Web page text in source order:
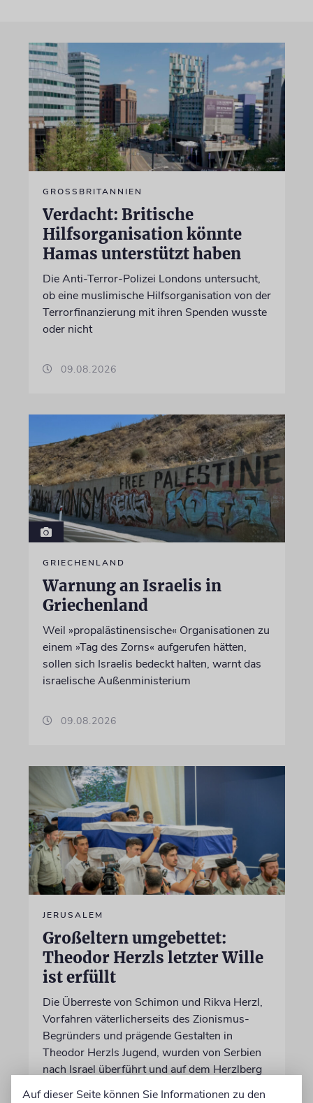
GROSSBRITANNIEN
Verdacht: Britische
Hilfsorganisation könnte
Hamas unterstützt haben
Die Anti-Terror-Polizei Londons untersucht,
ob eine muslimische Hilfsorganisation von der
Terrorfinanzierung mit ihren Spenden wusste
oder nicht
09.08.2026
GRIECHENLAND
Warnung an Israelis in
Griechenland
Weil »propalästinensische« Organisationen zu
einem »Tag des Zorns« aufgerufen hätten,
sollen sich Israelis bedeckt halten, warnt das
israelische Außenministerium
09.08.2026
JERUSALEM
Großeltern umgebettet:
Theodor Herzls letzter Wille
ist erfüllt
Die Überreste von Schimon und Rikva Herzl,
Vorfahren väterlicherseits des Zionismus-
Begründers und prägende Gestalten in
Theodor Herzls Jugend, wurden von Serbien
nach Israel überführt und auf dem Herzlberg
Auf dieser Seite können Sie Informationen zu den